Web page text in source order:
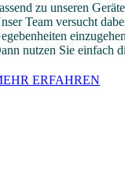
zu unseren
Team versucht
nutzen Sie einfach
ERFAHREN